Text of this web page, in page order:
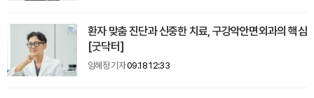
환자 맞춤 진단과 신중한 치료, 구강악안면외과의 핵심
[굿닥터]
임혜정 기자09.18 12:33